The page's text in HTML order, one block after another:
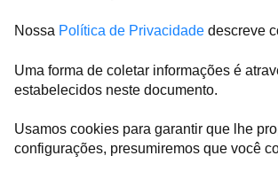
Nossa Política de Privacidade descreve
Uma forma de coletar informações é
estabelecidos neste documento.
Usamos cookies para garantir que lhe
configurações, presumiremos que você